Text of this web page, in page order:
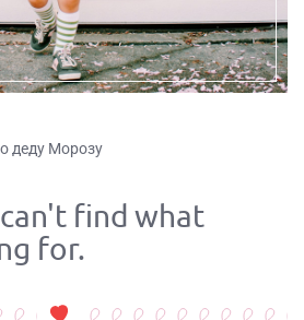
деду Морозу
find what
for.